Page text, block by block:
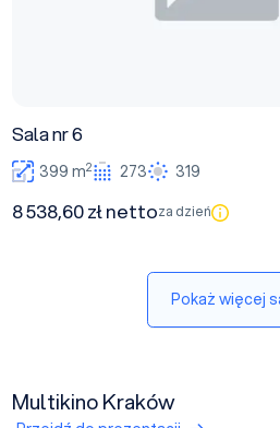
Sala nr 6
399 m2 273 319
8 538,60 zł nettoza dzień
Pokaż więcej
Multikino Kraków